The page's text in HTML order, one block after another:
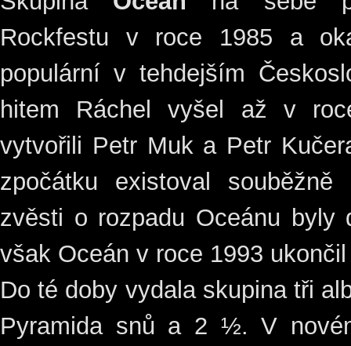
Rockfestu v roce 1985 a
populární v tehdejším
hitem Ráchel vyšel až v
vytvořili Petr Muk a Petr
zpočátku existoval
zvěsti o rozpadu Oceánu byly
však Oceán v roce 1993
Do té doby vydala skupina tři
Pyramida snů a 2 ½. V